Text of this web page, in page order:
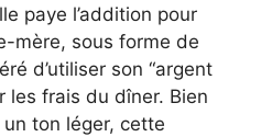
paye l’addition pour
mère, sous forme de
d’utiliser son “argent
les frais du dîner. Bien
ton léger, cette